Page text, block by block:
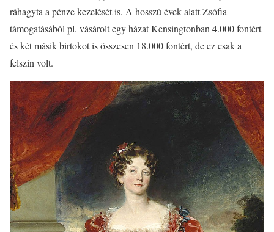
ráhagyta a pénze kezelését is. A hosszú évek alatt Zsófia
támogatásából pl. vásárolt egy házat Kensingtonban 4.000 fontért
és két másik birtokot is összesen 18.000 fontért, de ez csak a
felszín volt.